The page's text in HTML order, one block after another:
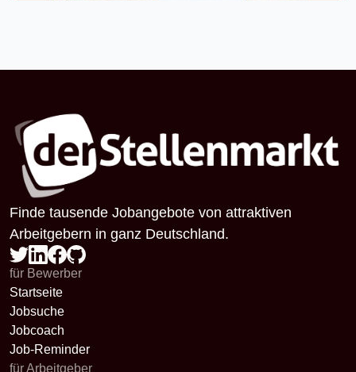
Finde tausende Jobangebote von attraktiven
Arbeitgebern in ganz Deutschland.
für Bewerber
Startseite
Jobsuche
Jobcoach
Job-Reminder
für Arbeitgeber